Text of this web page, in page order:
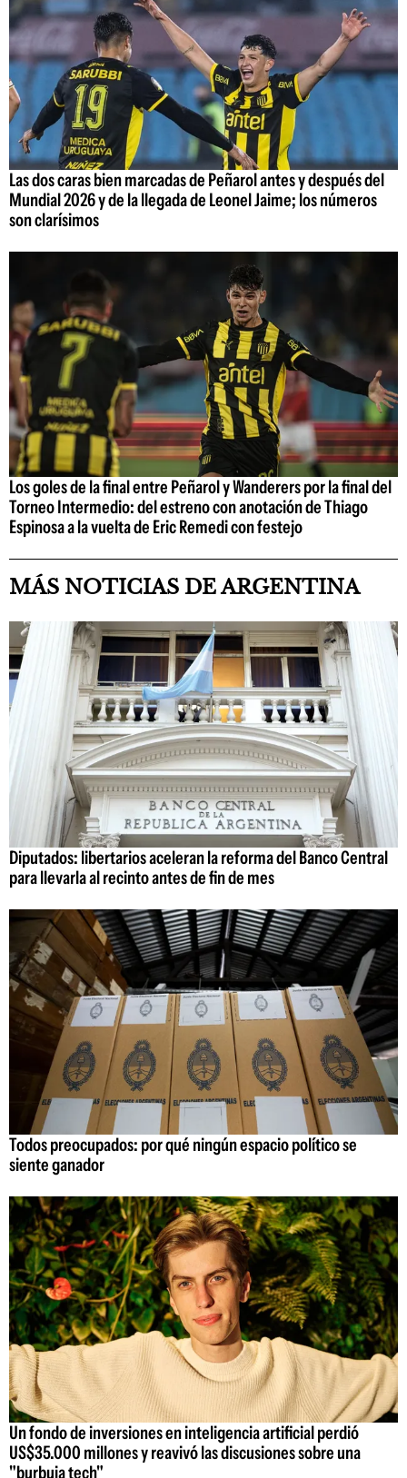
Las dos caras bien marcadas de Peñarol antes y después del
Mundial 2026 y de la llegada de Leonel Jaime; los números
son clarísimos
Los goles de la final entre Peñarol y Wanderers por la final del
Torneo Intermedio: del estreno con anotación de Thiago
Espinosa a la vuelta de Eric Remedi con festejo
MÁS NOTICIAS DE ARGENTINA
Diputados: libertarios aceleran la reforma del Banco Central
para llevarla al recinto antes de fin de mes
Todos preocupados: por qué ningún espacio político se
siente ganador
Un fondo de inversiones en inteligencia artificial perdió
US$35.000 millones y reavivó las discusiones sobre una
"burbuja tech"